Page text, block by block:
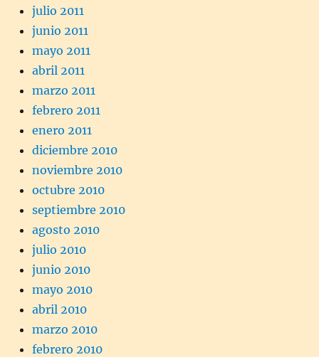
julio 2011
junio 2011
mayo 2011
abril 2011
marzo 2011
febrero 2011
enero 2011
diciembre 2010
noviembre 2010
octubre 2010
septiembre 2010
agosto 2010
julio 2010
junio 2010
mayo 2010
abril 2010
marzo 2010
febrero 2010